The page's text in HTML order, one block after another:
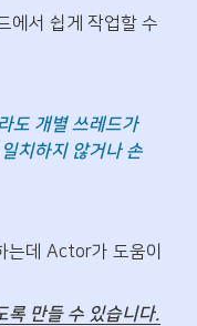
에서 쉽게 작업할 수
도 개별 쓰레드가
치하지 않거나 손
는데 Actor가 도움이
만들 수 있습니다.